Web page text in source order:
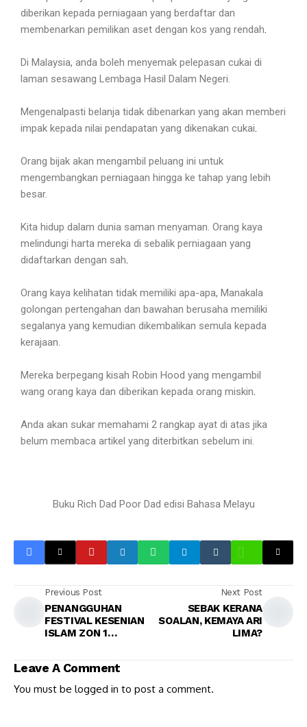
diberikan kepada perniagaan yang berdaftar dan
membenarkan pemilikan aset dengan kos yang rendah
Di Malaysia, anda boleh menyemak pelepasan cukai di
laman sesawang Lembaga Hasil Dalam Negeri.
Mengenalpasti belanja tidak dibenarkan yang akan memberi
impak kepada nilai pendapatan yang dikenakan cukai
Orang bijak akan mengambil peluang ini untuk
mengembangkan perniagaan hingga ke tahap yang lebih
besar.
Kita hidup dalam dunia saman menyaman. Orang kaya
melindungi harta mereka di sebalik perniagaan yang
didaftarkan dengan sah
Orang kaya kelihatan tidak memiliki apa-apa, Manakala
golongan pertengahan dan bawahan berusaha memiliki
segalanya yang kemudian dikembalikan semula kepada
kerajaan.
Mereka berpegang kisah Robin Hood yang mengambil
wang orang kaya dan diberikan kepada orang miskin
Anda akan sukar memahami 2 rangkap ayat di atas jika
belum membaca artikel yang diterbitkan sebelum ini.
Buku Rich Dad Poor Dad edisi Bahasa Melayu
Previous Post
PENANGGUHAN
FESTIVAL KESENIAN
ISLAM ZON 1
Next Post
SEBAK KERANA
SOALAN, KEMAYA ARI
LIMA?
Leave A Comment
You must be logged in to post a comment.